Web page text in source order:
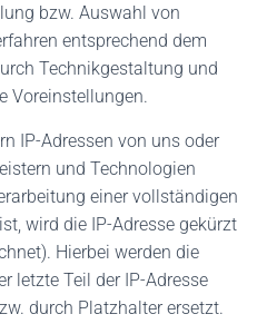
bzw. Auswahl von
entsprechend dem
Technikgestaltung und
Voreinstellungen.
IP-Adressen von uns oder
und Technologien
einer vollständigen
wird die IP-Adresse gekürzt
Hierbei werden die
letzte Teil der IP-Adresse
durch Platzhalter ersetzt.